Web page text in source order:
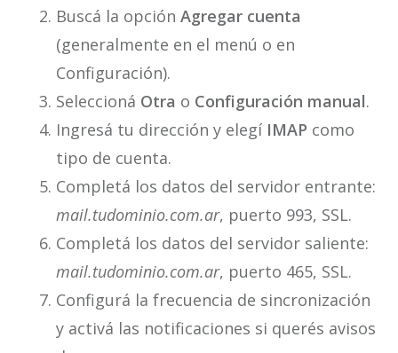
Buscá la opción Agregar cuenta
(generalmente en el menú o en
Configuración).
Seleccioná Otra o Configuración manual.
Ingresá tu dirección y elegí IMAP como
tipo de cuenta.
Completá los datos del servidor entrante:
mail.tudominio.com.ar, puerto 993, SSL.
Completá los datos del servidor saliente:
mail.tudominio.com.ar, puerto 465, SSL.
Configurá la frecuencia de sincronización
y activá las notificaciones si querés avisos